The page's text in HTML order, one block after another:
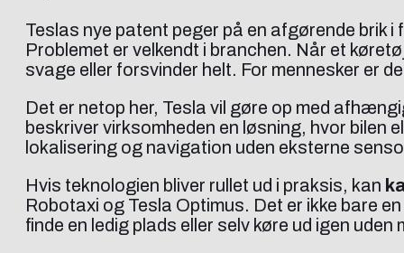
Teslas nye patent peger på en afgørende brik
Problemet er velkendt i branchen. Når et
svage eller forsvinder helt. For mennesker er
Det er netop her, Tesla vil gøre op med
beskriver virksomheden en løsning, hvor
lokalisering og navigation uden eksterne
Hvis teknologien bliver rullet ud i praksis, kan
Robotaxi og Tesla Optimus. Det er ikke bare
finde en ledig plads eller selv køre ud igen